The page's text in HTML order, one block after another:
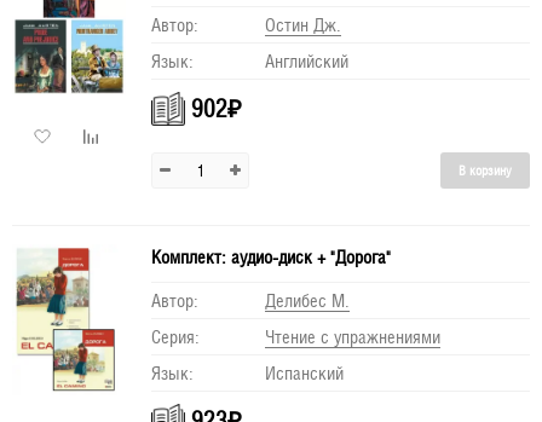
Автор:
Остин Дж.
Язык:
Английский
902₽
В корзину
Комплект: аудио-диск + "Дорога"
Автор:
Делибес М.
Серия:
Чтение с упражнениями
Язык:
Испанский